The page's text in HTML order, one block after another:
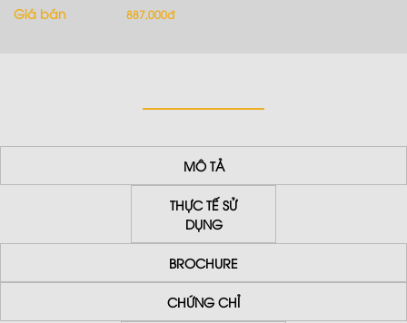
Giá bán
887,000đ
MÔ TẢ
THỰC TẾ SỬ
DỤNG
BROCHURE
CHỨNG CHỈ